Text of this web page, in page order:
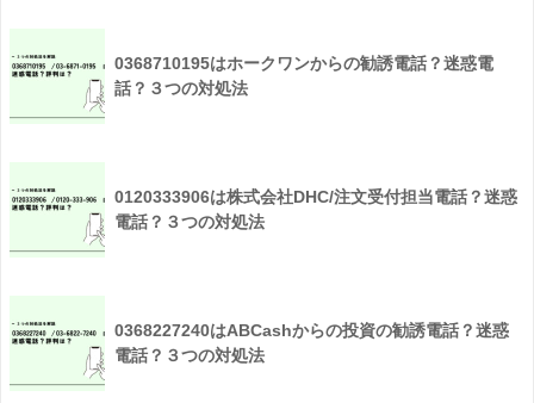
0368710195はホークワンからの勧誘電話？迷惑電
話？３つの対処法
0120333906は株式会社DHC/注文受付担当電話？迷惑
電話？３つの対処法
0368227240はABCashからの投資の勧誘電話？迷惑
電話？３つの対処法